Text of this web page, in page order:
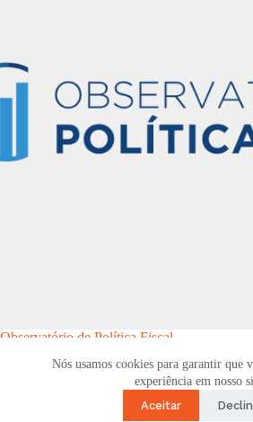
Nós usamos cookies para garantir que
experiência em nosso
Aceitar
Observatório de Política Fiscal